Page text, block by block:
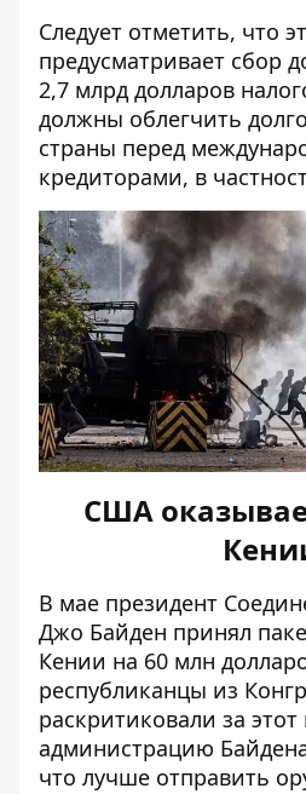
Следует отметить, что
предусматривает сбор
2,7 млрд долларов
должны облегчить
страны перед
кредиторами, в
США
В мае президент
Джо Байден принял
Кении на 60 млн
республиканцы из
раскритиковали за
администрацию
что лучше отправить